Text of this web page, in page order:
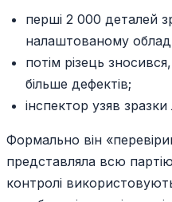
перші 2 000 деталей
налаштованому
потім різець
більше дефектів;
інспектор узяв
Формально він
представляла всю
контролі